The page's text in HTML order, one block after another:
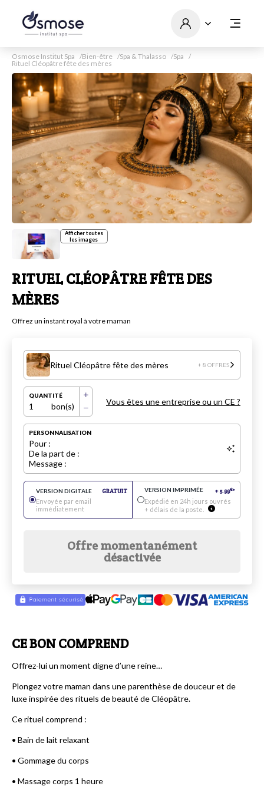
Osmose Institut Spa Bien-être Spa & Thalasso
Spa
Rituel Cléopâtre fête des mères
Afficher toutes
les images
RITUEL CLÉOPÂTRE FÊTE DES
MÈRES
Offrez un instant royal à votre maman
Rituel Cléopâtre fête des mères + 8 OFFRES
QUANTITÉ
1 bon(s) Vous êtes une entreprise ou un CE ?
PERSONNALISATION
Pour :
De la part de :
Message :
VERSION DIGITALE
GRATUIT
Envoyée par email
immédiatement
VERSION IMPRIMÉE +5.99€*
Expédié en 24h jours ouvrés
+ délais de la poste.
Offre momentanément
désactivée
CE BON COMPREND
Offrez-lui un moment digne d’une reine…
Plongez votre maman dans une parenthèse de douceur et de
luxe inspirée des rituels de beauté de Cléopâtre.
Ce rituel comprend :
• Bain de lait relaxant
• Gommage du corps
• Massage corps 1 heure